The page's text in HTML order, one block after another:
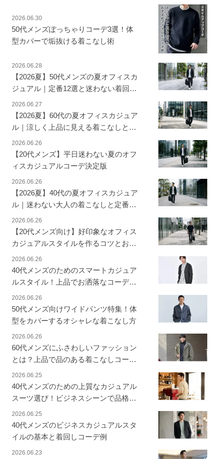
2026.06.30
50代メンズぽっちゃりコーデ3選！体
型カバーで垢抜ける着こなし術
2026.06.28
【2026夏】50代メンズの夏オフィスカ
ジュアル｜定番12選と迷わない着回し
術
2026.06.27
【2026夏】60代の夏オフィスカジュア
ル｜涼しく上品に見える着こなしと定
番アイテム
2026.06.26
【20代メンズ】平日迷わない夏のオフ
ィスカジュアルコーデ決定版
2026.06.26
【2026夏】40代の夏オフィスカジュア
ル｜迷わない大人の着こなしと定番12
選
2026.06.26
【20代メンズ向け】好印象なオフィス
カジュアルスタイルを作るコツとおす
すめアイテム＆コーデ例
2026.06.26
40代メンズのためのスマートカジュア
ルスタイル！上品でお洒落なコーディ
ネート着回し術
2026.06.26
50代メンズ向けワイドパンツ特集！体
型をカバーするオシャレな着こなし方
2026.06.26
60代メンズにふさわしいファッション
とは？上品で品のある着こなしコーデ
集
2026.06.25
40代メンズのための上質なカジュアル
スーツ選び！ビジネスシーンで品格と
こなれ感を演出
2026.06.25
40代メンズのビジネスカジュアルスタ
イルの基本と着回しコーデ例
2026.06.23